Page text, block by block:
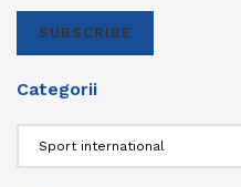
SUBSCRIBE
Categorii